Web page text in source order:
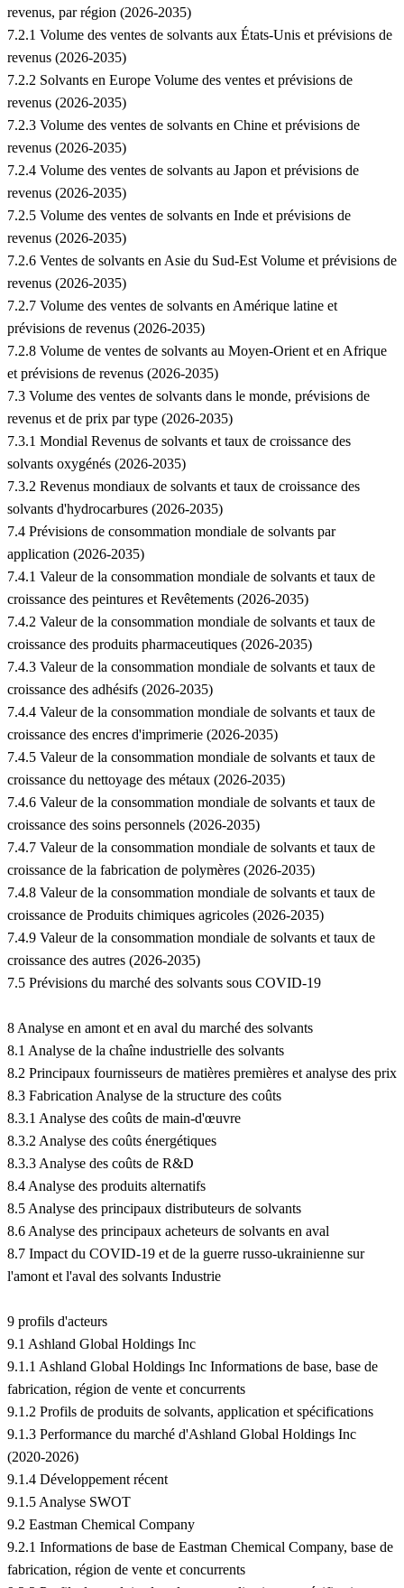
revenus, par région (2026-2035)
7.2.1 Volume des ventes de solvants aux États-Unis et prévisions de
revenus (2026-2035)
7.2.2 Solvants en Europe Volume des ventes et prévisions de
revenus (2026-2035)
7.2.3 Volume des ventes de solvants en Chine et prévisions de
revenus (2026-2035)
7.2.4 Volume des ventes de solvants au Japon et prévisions de
revenus (2026-2035)
7.2.5 Volume des ventes de solvants en Inde et prévisions de
revenus (2026-2035)
7.2.6 Ventes de solvants en Asie du Sud-Est Volume et prévisions de
revenus (2026-2035)
7.2.7 Volume des ventes de solvants en Amérique latine et
prévisions de revenus (2026-2035)
7.2.8 Volume de ventes de solvants au Moyen-Orient et en Afrique
et prévisions de revenus (2026-2035)
7.3 Volume des ventes de solvants dans le monde, prévisions de
revenus et de prix par type (2026-2035)
7.3.1 Mondial Revenus de solvants et taux de croissance des
solvants oxygénés (2026-2035)
7.3.2 Revenus mondiaux de solvants et taux de croissance des
solvants d'hydrocarbures (2026-2035)
7.4 Prévisions de consommation mondiale de solvants par
application (2026-2035)
7.4.1 Valeur de la consommation mondiale de solvants et taux de
croissance des peintures et Revêtements (2026-2035)
7.4.2 Valeur de la consommation mondiale de solvants et taux de
croissance des produits pharmaceutiques (2026-2035)
7.4.3 Valeur de la consommation mondiale de solvants et taux de
croissance des adhésifs (2026-2035)
7.4.4 Valeur de la consommation mondiale de solvants et taux de
croissance des encres d'imprimerie (2026-2035)
7.4.5 Valeur de la consommation mondiale de solvants et taux de
croissance du nettoyage des métaux (2026-2035)
7.4.6 Valeur de la consommation mondiale de solvants et taux de
croissance des soins personnels (2026-2035)
7.4.7 Valeur de la consommation mondiale de solvants et taux de
croissance de la fabrication de polymères (2026-2035)
7.4.8 Valeur de la consommation mondiale de solvants et taux de
croissance de Produits chimiques agricoles (2026-2035)
7.4.9 Valeur de la consommation mondiale de solvants et taux de
croissance des autres (2026-2035)
7.5 Prévisions du marché des solvants sous COVID-19
8 Analyse en amont et en aval du marché des solvants
8.1 Analyse de la chaîne industrielle des solvants
8.2 Principaux fournisseurs de matières premières et analyse des prix
8.3 Fabrication Analyse de la structure des coûts
8.3.1 Analyse des coûts de main-d'œuvre
8.3.2 Analyse des coûts énergétiques
8.3.3 Analyse des coûts de R&D
8.4 Analyse des produits alternatifs
8.5 Analyse des principaux distributeurs de solvants
8.6 Analyse des principaux acheteurs de solvants en aval
8.7 Impact du COVID-19 et de la guerre russo-ukrainienne sur
l'amont et l'aval des solvants Industrie
9 profils d'acteurs
9.1 Ashland Global Holdings Inc
9.1.1 Ashland Global Holdings Inc Informations de base, base de
fabrication, région de vente et concurrents
9.1.2 Profils de produits de solvants, application et spécifications
9.1.3 Performance du marché d'Ashland Global Holdings Inc
(2020-2026)
9.1.4 Développement récent
9.1.5 Analyse SWOT
9.2 Eastman Chemical Company
9.2.1 Informations de base de Eastman Chemical Company, base de
fabrication, région de vente et concurrents